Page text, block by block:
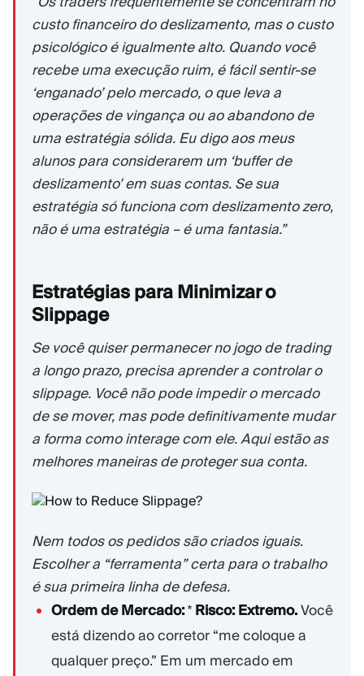
custo financeiro do deslizamento, mas o custo
psicológico é igualmente alto. Quando você
recebe uma execução ruim, é fácil sentir-se
‘enganado’ pelo mercado, o que leva a
operações de vingança ou ao abandono de
uma estratégia sólida. Eu digo aos meus
alunos para considerarem um ‘buffer de
deslizamento’ em suas contas. Se sua
estratégia só funciona com deslizamento zero,
não é uma estratégia – é uma fantasia.”
Estratégias para Minimizar o
Slippage
Se você quiser permanecer no jogo de trading
a longo prazo, precisa aprender a controlar o
slippage. Você não pode impedir o mercado
de se mover, mas pode definitivamente mudar
a forma como interage com ele. Aqui estão as
melhores maneiras de proteger sua conta.
Nem todos os pedidos são criados iguais.
Escolher a “ferramenta” certa para o trabalho
é sua primeira linha de defesa.
Ordem de Mercado:* Risco: Extremo.Você
está dizendo ao corretor “me coloque a
qualquer preço.” Em um mercado em